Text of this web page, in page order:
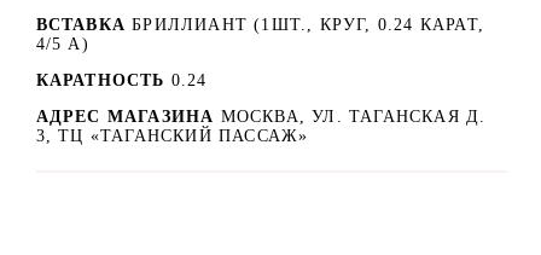
ВСТАВКА БРИЛЛИАНТ (1ШТ., КРУГ, 0.24 КАРАТ,
4/5 А)
КАРАТНОСТЬ 0.24
АДРЕС МАГАЗИНА МОСКВА, УЛ. ТАГАНСКАЯ Д.
3, ТЦ «ТАГАНСКИЙ ПАССАЖ»